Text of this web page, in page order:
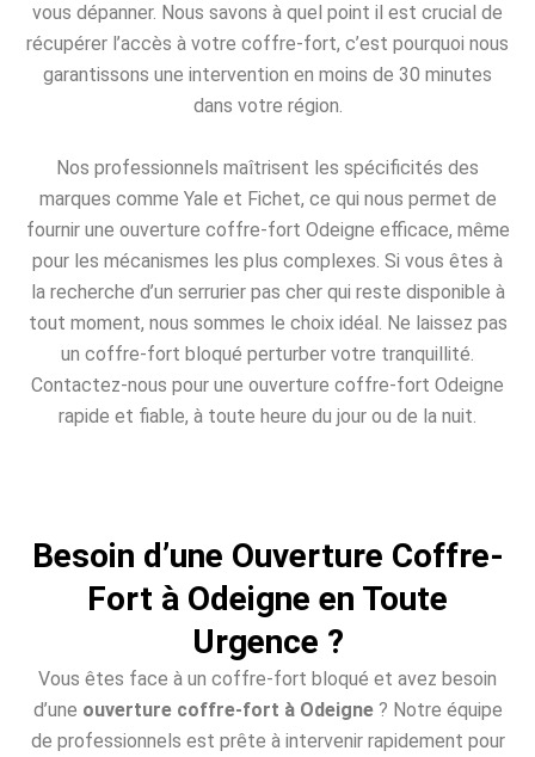
vous dépanner. Nous savons à quel point il est crucial de
récupérer l’accès à votre coffre-fort, c’est pourquoi nous
garantissons une intervention en moins de 30 minutes
dans votre région.
Nos professionnels maîtrisent les spécificités des
marques comme Yale et Fichet, ce qui nous permet de
fournir une ouverture coffre-fort Odeigne efficace, même
pour les mécanismes les plus complexes. Si vous êtes à
la recherche d’un serrurier pas cher qui reste disponible à
tout moment, nous sommes le choix idéal. Ne laissez pas
un coffre-fort bloqué perturber votre tranquillité.
Contactez-nous pour une ouverture coffre-fort Odeigne
rapide et fiable, à toute heure du jour ou de la nuit.
Besoin d’une Ouverture Coffre-
Fort à Odeigne en Toute
Urgence ?
Vous êtes face à un coffre-fort bloqué et avez besoin
d’une ouverture coffre-fort à Odeigne? Notre équipe
de professionnels est prête à intervenir rapidement pour